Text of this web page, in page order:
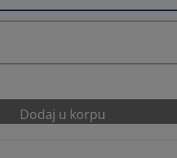
Dodaj u korpu